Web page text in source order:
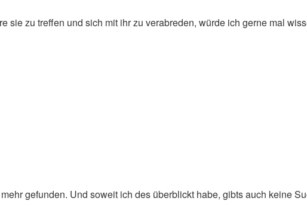
sie zu treffen und sich mit ihr zu verabreden, würde ich gerne mal
gefunden. Und soweit ich des überblickt habe, gibts auch keine